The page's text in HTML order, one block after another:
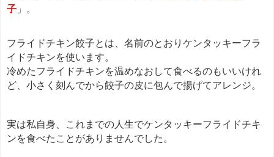
子 」。
フライドチキン餃子とは、名前のとおりケンタッキーフラ
イドチキンを使います。
冷めたフライドチキンを温めなおして食べるのもいいけれ
ど、小さく刻んでから餃子の皮に包んで揚げてアレンジ。
実は私自身、これまでの人生でケンタッキーフライドチキ
ンを食べたことがありませんでした。